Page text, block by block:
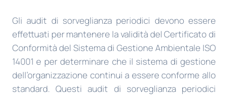
Gli audit di sorveglianza periodici devono essere
effettuati per mantenere la validità del Certificato di
Conformità del Sistema di Gestione Ambientale ISO
14001 e per determinare che il sistema di gestione
dell’organizzazione continui a essere conforme allo
standard. Questi audit di sorveglianza periodici